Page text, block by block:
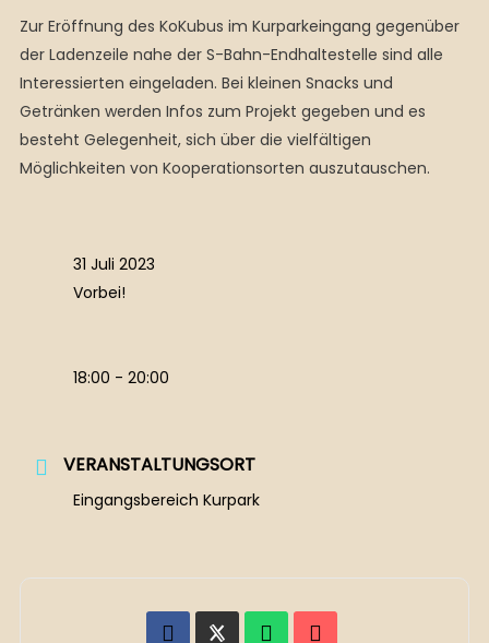
Zur Eröffnung des KoKubus im Kurparkeingang gegenüber
der Ladenzeile nahe der S-Bahn-Endhaltestelle sind alle
Interessierten eingeladen. Bei kleinen Snacks und
Getränken werden Infos zum Projekt gegeben und es
besteht Gelegenheit, sich über die vielfältigen
Möglichkeiten von Kooperationsorten auszutauschen.
31 Juli 2023
Vorbei!
18:00 - 20:00
VERANSTALTUNGSORT
Eingangsbereich Kurpark